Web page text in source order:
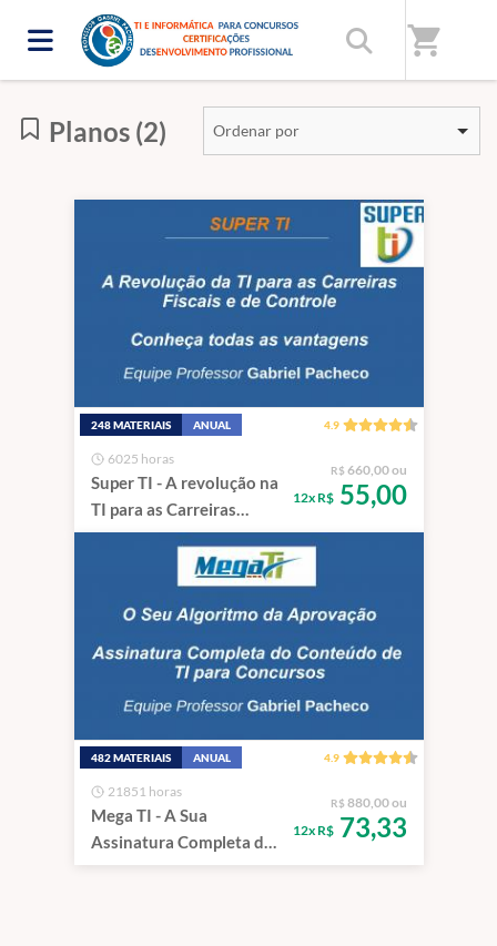
shopping_cart
Início/Categorias/Planos e Assinaturas
Planos (2) Ordenar por
248 MATERIAIS ANUAL 4.9
6025 horas
Super TI - A revolução na
TI para as Carreiras
Fiscais e de Controle.
R$ 660,00 ou
12x R$55,00
482 MATERIAIS ANUAL 4.9
21851 horas
Mega TI - A Sua
Assinatura Completa de
Tecnologia da
R$ 880,00 ou
12x R$73,33